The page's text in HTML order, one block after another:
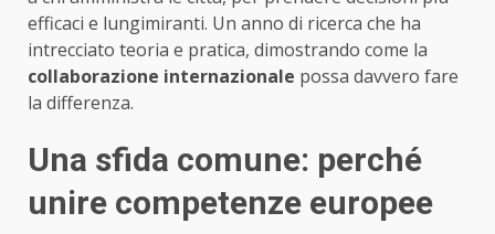
efficaci e lungimiranti. Un anno di ricerca che ha
intrecciato teoria e pratica, dimostrando come la
collaborazione internazionale possa davvero fare
la differenza.
Una sfida comune: perché
unire competenze europee